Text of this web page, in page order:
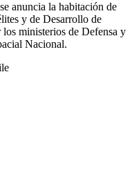
anuncia la habitación de
y de Desarrollo de
ministerios de Defensa y
Nacional.